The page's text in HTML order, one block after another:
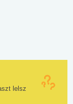
lelsz